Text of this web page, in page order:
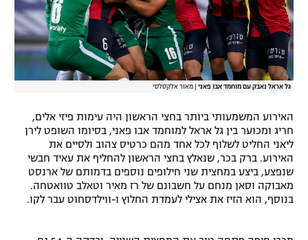
גל אראל נאבק עם מוחמד אבו פאני מאור אלקסלסי
האירוע המשמעותי ביותר בחצי הראשון היה עימות פיזי אלים,
חריג ומכוער בין גל אראל למוחמד אבו פאני, בסיומו השופט לירן
ליאני החליט לשלוף לכל אחד מהם כרטיס צהוב ולסיים את
האירוע. ברק בכר, שנאלץ בחצי הראשון להחליף את עאיד חבשי
שנפצע, ביצע במחצית שני חילופים נוספים בדמותם של ארנסט
מאבוקה וסאן מנחם על חשבונם של רז מאיר וטאלב טוואטחה.
בנוסף, הוא הזיז את אצילי לעמדת החלוץ ו-ווילדסחוט עבר לקו.